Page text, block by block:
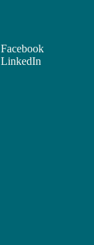
Facebook
LinkedIn